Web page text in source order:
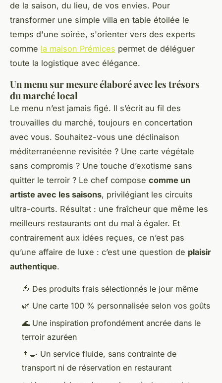
de la saison, du lieu, de vos envies. Pour
transformer une simple villa en table étoilée le
temps d'une soirée, s'orienter vers des experts
comme la maison Prémices permet de déléguer
toute la logistique avec élégance.
Un menu sur mesure élaboré avec les trésors
du marché local
Le menu n’est jamais figé. Il s’écrit au fil des
trouvailles du marché, toujours en concertation
avec vous. Souhaitez-vous une déclinaison
méditerranéenne revisitée ? Une carte végétale
sans compromis ? Une touche d’exotisme sans
quitter le terroir ? Le chef compose comme un
artiste avec les saisons, privilégiant les circuits
ultra-courts. Résultat : une fraîcheur que même les
meilleurs restaurants ont du mal à égaler. Et
contrairement aux idées reçues, ce n’est pas
qu’une affaire de luxe : c’est une question de plaisir
authentique.
🍅 Des produits frais sélectionnés le jour même
🌿 Une carte 100 % personnalisée selon vos goûts
🌊 Une inspiration profondément ancrée dans le
terroir azuréen
👨‍🍳 Un service fluide, sans contrainte de
transport ni de réservation en restaurant